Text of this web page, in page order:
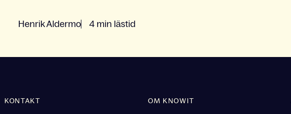
Henrik Aldermo 4 min lästid
KONTAKT OM KNOWIT